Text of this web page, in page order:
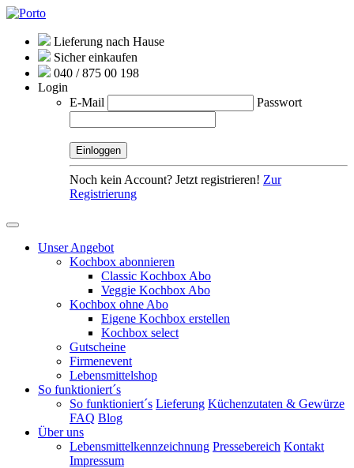
Lieferung nach Hause
Sicher einkaufen
040 / 875 00 198
Login
E-Mail
Passwort
Noch kein Account? Jetzt registrieren! Zur
Registrierung
Unser Angebot
Kochbox abonnieren
Classic Kochbox Abo
Veggie Kochbox Abo
Kochbox ohne Abo
Eigene Kochbox erstellen
Kochbox select
Gutscheine
Firmenevent
Lebensmittelshop
So funktioniert´s
So funktioniert´s Lieferung Küchenzutaten & Gewürze
FAQ Blog
Über uns
Lebensmittelkennzeichnung Pressebereich Kontakt
Impressum